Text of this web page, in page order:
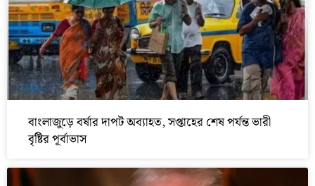
বাংলাজুড়ে বর্ষার দাপট অব্যাহত, সপ্তাহের শেষ পর্যন্ত ভারী
বৃষ্টির পূর্বাভাস